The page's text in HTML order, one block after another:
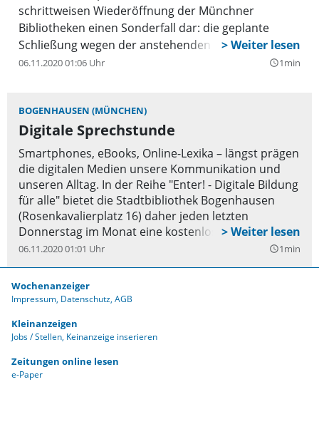
schrittweisen Wiederöffnung der Münchner
Bibliotheken einen Sonderfall dar: die geplante
Schließung wegen der anstehenden Sanierung
wurde vorgezogen. Alle Bibliotheksmedien sind
06.11.2020 01:06 Uhr query_builder1min
BOGENHAUSEN (MÜNCHEN)
Digitale Sprechstunde
Smartphones, eBooks, Online-Lexika – längst prägen
die digitalen Medien unsere Kommunikation und
unseren Alltag. In der Reihe "Enter! - Digitale Bildung
für alle" bietet die Stadtbibliothek Bogenhausen
(Rosenkavalierplatz 16) daher jeden letzten
Donnerstag im Monat eine kostenlose individuelle
Beratung rund um die digitalen Angebote der
ist am Donnerstag, 27. Februar, von 11 bis 12.30
Uhr. Gerne kann das eigene Gerät mitgebracht
Sprechstunde ist nicht nötig.
06.11.2020 01:01 Uhr query_builder1min
Wochenanzeiger
Impressum Datenschutz AGB
Kleinanzeigen
Jobs / Stellen Keinanzeige inserieren
Zeitungen online lesen
e-Paper